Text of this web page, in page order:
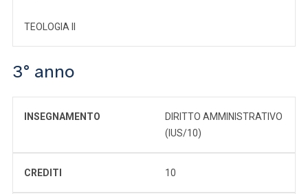
TEOLOGIA II
3° anno
INSEGNAMENTO
DIRITTO AMMINISTRATIVO
(IUS/10)
CREDITI 10